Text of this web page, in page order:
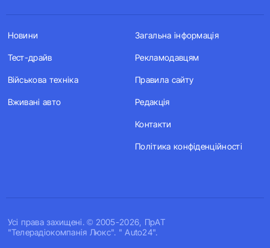
Усi права захищенi. © 2005-2026, ПрАТ
"Телерадіокомпанія Люкс". " Auto24".
Новини
Тест-драйв
Військова техніка
Вживані авто
Загальна інформація
Рекламодавцям
Правила сайту
Редакція
Контакти
Політика конфіденційності